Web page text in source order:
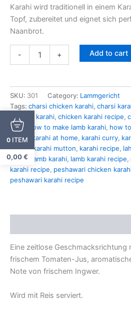
Karahi wird traditionell in einem
Topf, zubereitet und eignet sich
Naanbrot.
- + Add to cart
SKU: 301 Category: Lammgericht
Tags: charsi chicken karahi, charsi
chicken karahi, chicken karahi recipe,
style
how to make lamb karahi, how
karahi
karahi at home, karahi curry,
recipe,karahi mutton, karahi recipe,
karahi
lamb karahi, lamb karahi recipe,
karahi recipe, peshawari chicken
peshawari karahi recipe
Eine zeitlose Geschmacksrichtung
frischem Tomaten-Jus,
Note von frischem Ingwer.
Wird mit Reis serviert.
0 ITEM
0,00€